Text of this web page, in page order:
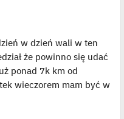
w dzień wali w ten
że powinno się udać
ponad 7k km od
wieczorem mam być w